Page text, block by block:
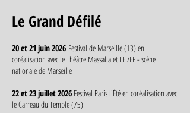
Le Grand Défilé
20 et 21 juin 2026 Festival de Marseille (13) en
coréalisation avec le Théâtre Massalia et LE ZEF - scène
nationale de Marseille
22 et 23 juillet 2026 Festival Paris l'Été en coréalisation avec
le Carreau du Temple (75)